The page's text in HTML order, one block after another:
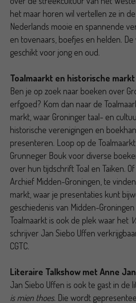
het maar horen wil vertellen ze in
Nederlands mooie en spannende
en tovenaars, boefjes en helden. De
geschikt voor jong en oud.
Toalmaarkt en historische markt
Ben je op zoek naar boeken over
erfgoed? Kom dan naar de
markt, waar Groninger taal- en
historische verenigingen en
presenteren. Loop op de Toalmaarkt
Grunneger Bouk voor diverse
over hun tijdschrift Toal en Taiken.
Archief Midden-Groningen, te
markt, waar je presentaties kunt
geschiedenis van Midden-
Toalmaarkt is ook de plek waar het
schrijver Jan Siebo Uffen
CGTC.
Literaire Talkshow met Anne
Jan Siebo Uffen is ook te gast in de
is mien thoes. Die wordt